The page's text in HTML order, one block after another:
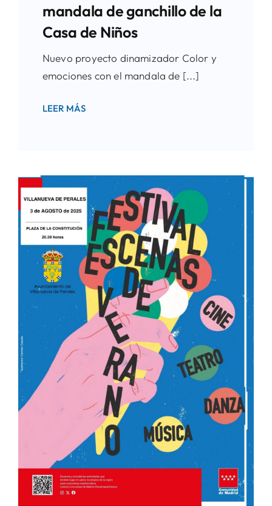
mandala de ganchillo de la
Casa de Niños
Nuevo proyecto dinamizador Color y
emociones con el mandala de [...]
LEER MÁS